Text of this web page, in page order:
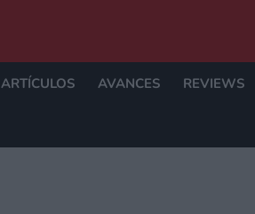
ARTÍCULOS AVANCES REVIEWS